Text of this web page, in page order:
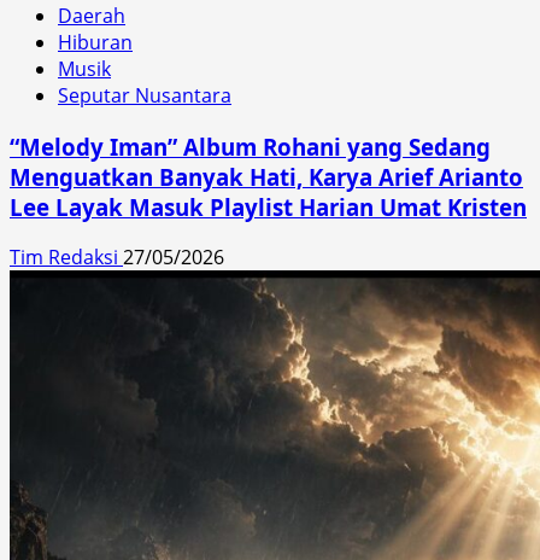
Daerah
Hiburan
Musik
Seputar Nusantara
“Melody Iman” Album Rohani yang Sedang
Menguatkan Banyak Hati, Karya Arief Arianto
Lee Layak Masuk Playlist Harian Umat Kristen
Tim Redaksi 27/05/2026